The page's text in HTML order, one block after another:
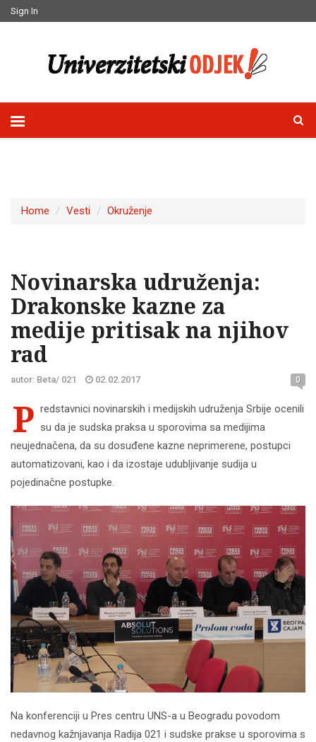
Sign In
Home Vesti Okruženje
Novinarska udruženja:
Drakonske kazne za
medije pritisak na njihov
rad
autor: Beta/ 021 02.02.2017 0
P redstavnici novinarskih i medijskih udruženja Srbije ocenili
su da je sudska praksa u sporovima sa medijima
neujednačena, da su dosuđene kazne neprimerene, postupci
automatizovani, kao i da izostaje udubljivanje sudija u
pojedinačne postupke.
Na konferenciji u Pres centru UNS-a u Beogradu povodom
nedavnog kažnjavanja Radija 021 i sudske prakse u sporovima s